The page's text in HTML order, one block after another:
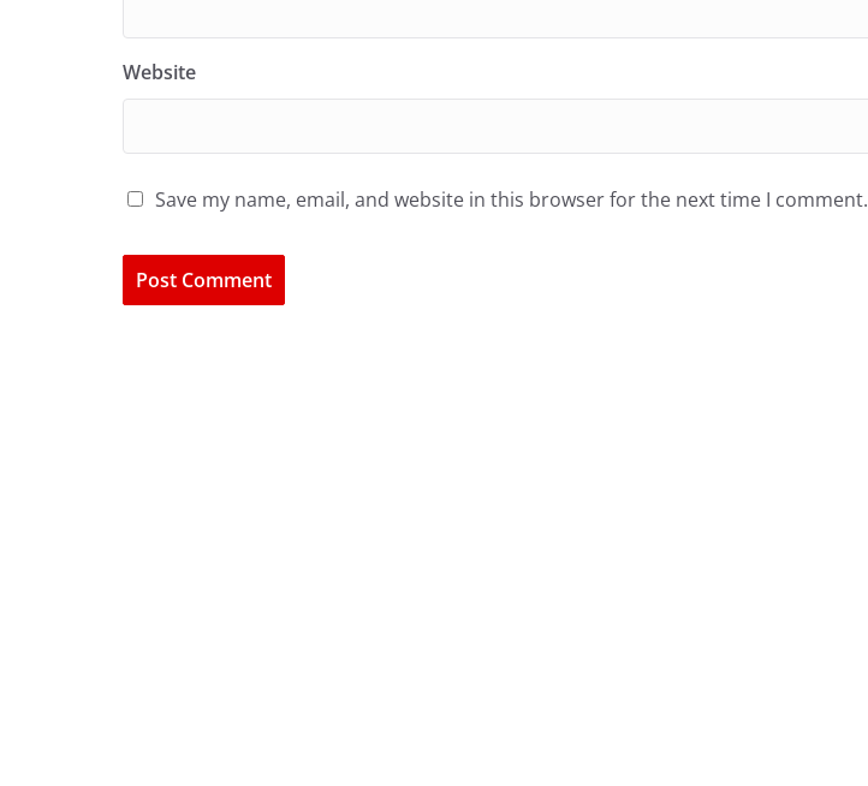
Website
Save my name, email, and website in this browser for the next time I comment.